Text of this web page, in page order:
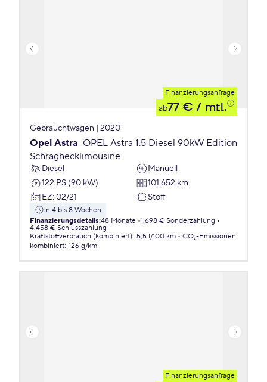
Finanzierungsanfrage
ab77 € / mtl.
Gebrauchtwagen | 2020
Opel Astra OPEL Astra 1.5 Diesel 90kW Edition
Schräghecklimousine
Diesel
Manuell
122 PS (90 kW)
101.652 km
EZ: 02/21 Stoff
in 4 bis 8 Wochen
Finanzierungsdetails:48 Monate 1.698 € Sonderzahlung
4.458 € Schlusszahlung
Kraftstoffverbrauch (kombiniert): 5,5 l/100 km
CO₂-Emissionen
kombiniert: 126 g/km
Finanzierungsanfrage